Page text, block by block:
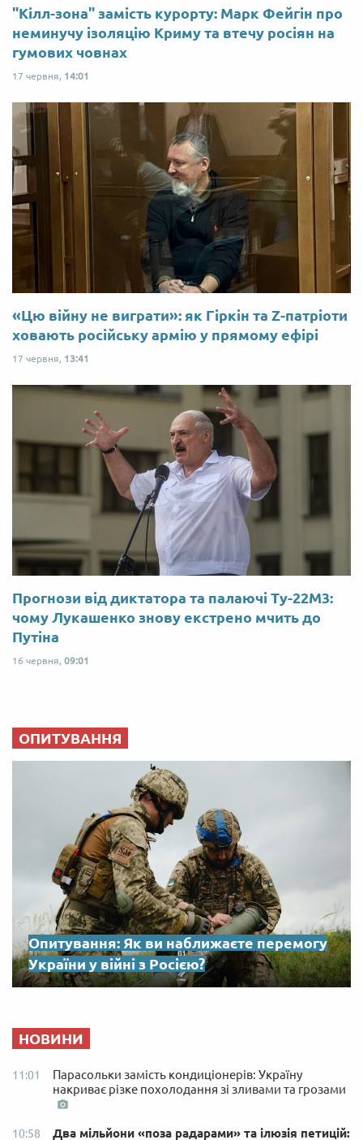
"Кілл-зона" замість курорту: Марк Фейгін про
неминучу ізоляцію Криму та втечу росіян на
гумових човнах
17 червня, 14:01
«Цю війну не виграти»: як Гіркін та Z-патріоти
ховають російську армію у прямому ефірі
17 червня, 13:41
Прогнози від диктатора та палаючі Ту-22М3:
чому Лукашенко знову екстрено мчить до
Путіна
16 червня, 09:01
ОПИТУВАННЯ
Опитування: Як ви наближаєте перемогу
України у війні з Росією?
НОВИНИ
11:01
Парасольки замість кондиціонерів: Україну
накриває різке похолодання зі зливами та грозами
10:58 Два мільйони «поза радарами» та ілюзія петицій: